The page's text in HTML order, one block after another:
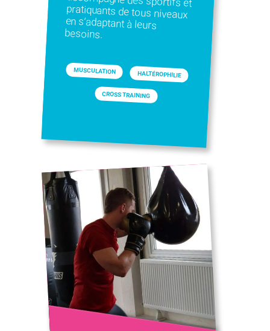
besoins.
MUSCULATION HALTÉROPHILIE
CROSS TRAINING